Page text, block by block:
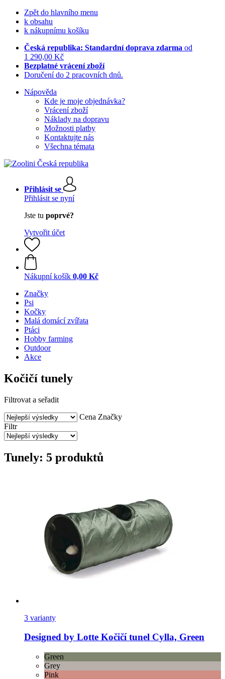
Zpět do hlavního menu
k obsahu
k nákupnímu košíku
Česká republika: Standardní doprava zdarma od
1 290,00 Kč
Bezplatné vrácení zboží
Doručení do 2 pracovních dnů.
Nápověda
Kde je moje objednávka?
Vrácení zboží
Náklady na dopravu
Možnosti platby
Kontaktujte nás
Všechna témata
Přihlásit se
Přihlásit se nyní
Jste tu poprvé?
Vytvořit účet
Nákupní košík 0,00 Kč
Značky
Psi
Kočky
Malá domácí zvířata
Ptáci
Hobby farming
Outdoor
Akce
Kočičí tunely
Filtrovat a seřadit
Cena Značky
Filtr
Tunely: 5 produktů
3 varianty
Designed by Lotte Kočičí tunel Cylla, Green
Green
Grey
Pink